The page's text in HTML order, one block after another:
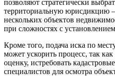
позволяют стратегически
территориальную юрисдикцию
нескольких объектов
при сложностях с
Кроме того, подача иска по
может ускорить процесс, так
оценку, истребовать
специалистов для осмотра